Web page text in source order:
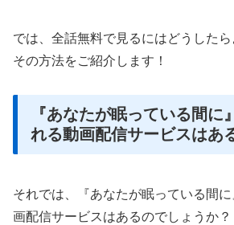
では、全話無料で見るにはどうした
その方法をご紹介します！
『あなたが眠っている間に
れる動画配信サービスはあ
それでは、『あなたが眠っている間
画配信サービスはあるのでしょうか？